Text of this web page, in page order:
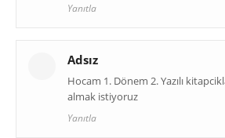
Yanıtla
Adsız
Hocam 1. Dönem 2. Yazılı
almak istiyoruz
Yanıtla